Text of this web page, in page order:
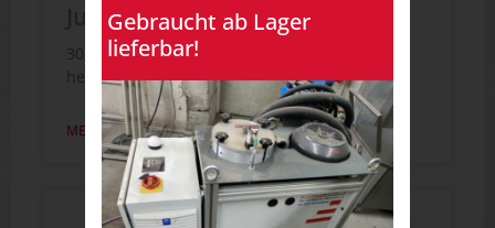
Jubiläumsmesse Primacon
30 Jahre Primacon GmbH – wir gratulieren
herzlich zum Jubiläum!
MEHR LESEN
Gebraucht ab Lager
lieferbar!